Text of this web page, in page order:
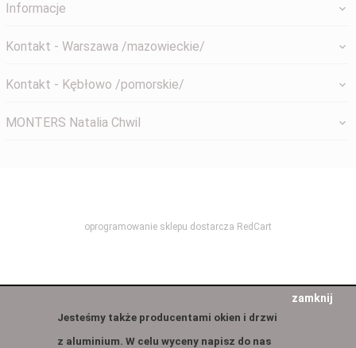
Informacje
Kontakt - Warszawa /mazowieckie/
Kontakt - Kębłowo /pomorskie/
MONTERS Natalia Chwil
oprogramowanie sklepu dostarcza RedCart
Jesteśmy także producentami okien i drzwi
z aluminium. W celu wyceny napisz do nas
zamknij